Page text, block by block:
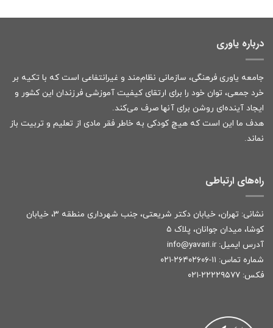
درباره یاوری
جامعه یاوری فرهنگی، سازمانی نظام‌مند و غیرانتفاعی است که با تکیه بر
خرد جمعی، توان خود را برای ارتقای کیفیت آموزشی فرزندان این کشور و
ایجاد آینده‌ای روشن برای آنها صرف می‌کند.
هدف ما این است که هیچ کودکی به خاطر فقر مادی از تعلیم و تربیت باز
نماند.
راه‌های ارتباطی
نشانی: تهران، خیابان دکتر شریعتی، جنب شهرداری منطقه ۳، خیابان
کوشا، میدان جوانان، پلاک ۵
آدرس ایمیل: info@yavari.ir
شماره تماس: ۱۱-۲۶۴۰۲۶۰۶-۰۲۱
فکس: ۲۲۲۲۹۵۷۷-۰۲۱